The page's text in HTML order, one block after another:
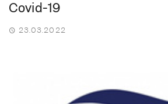
Covid-19
23.03.2022